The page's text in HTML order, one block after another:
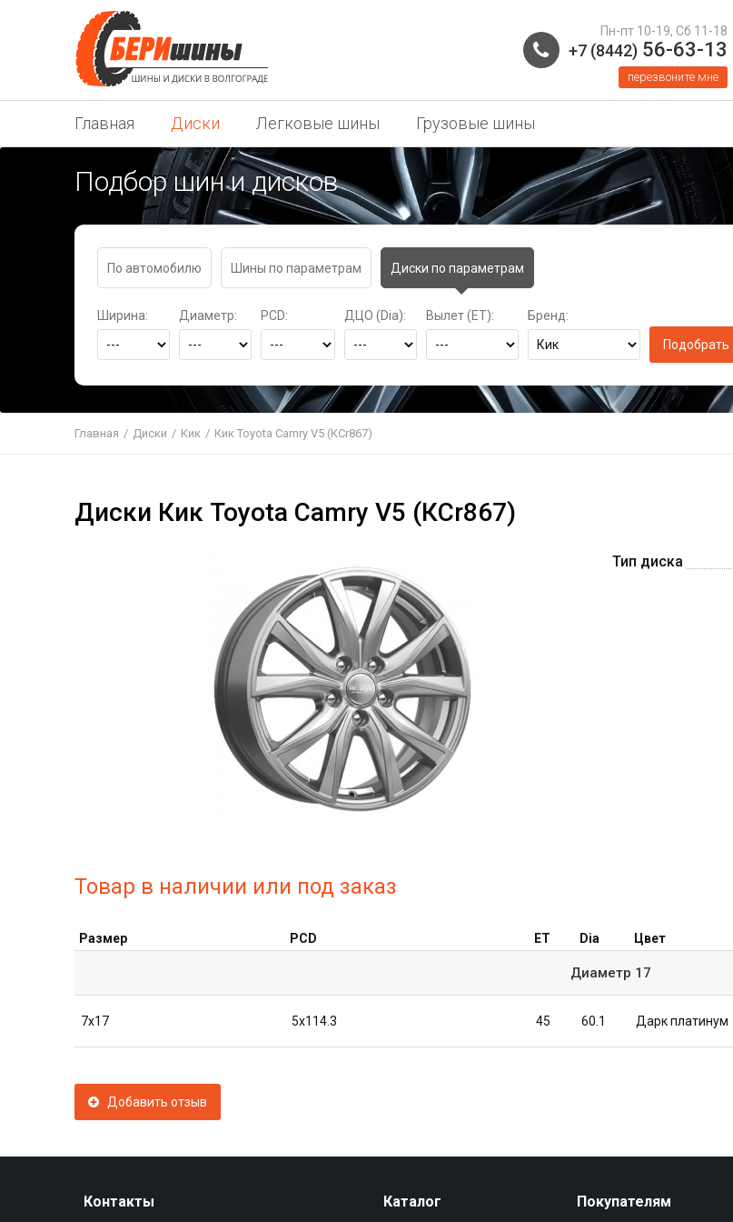
Пн-пт 10-19, Сб 11-18
+7 (8442) 56-63-13
перезвоните мне
Главная Диски Легковые шины Грузовые шины
Подбор шин и дисков
По автомобилю Шины по параметрам Диски по параметрам
Ширина: Диаметр: PCD: ДЦО (Dia): Вылет (ET): Бренд:
Главная / Диски / Кик / Кик Toyota Camry V5 (КСr867)
Диски Кик Toyota Camry V5 (КСr867)
Тип диска
Товар в наличии или под заказ
Размер PCD ET Dia Цвет
Диаметр 17
7x17 5x114.3 45 60.1 Дарк платинум
Добавить отзыв
Контакты Каталог Покупателям